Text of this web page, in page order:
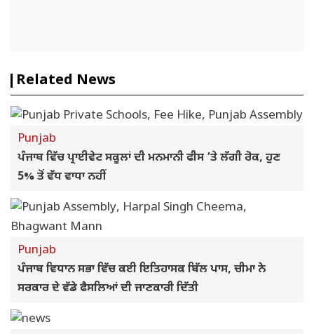
Related News
Punjab
ਪੰਜਾਬ ਵਿੱਚ ਪ੍ਰਾਈਵੇਟ ਸਕੂਲਾਂ ਦੀ ਮਨਮਾਨੀ ਫੀਸ ’ਤੇ ਲੱਗੀ ਰੋਕ, ਹੁਣ
5% ਤੋਂ ਵੱਧ ਵਾਧਾ ਨਹੀਂ
Punjab
ਪੰਜਾਬ ਵਿਧਾਨ ਸਭਾ ਵਿੱਚ ਕਈ ਇਤਿਹਾਸਕ ਬਿੱਲ ਪਾਸ, ਚੀਮਾ ਨੇ
ਸਰਕਾਰ ਦੇ ਵੱਡੇ ਫੈਸਲਿਆਂ ਦੀ ਜਾਣਕਾਰੀ ਦਿੱਤੀ